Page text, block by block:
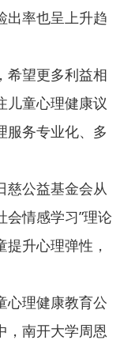
出率也呈上升趋
望更多利益相
儿童心理健康议
服务专业化、多
公益基金会从
会情感学习”理论
升心理弹性，
理健康教育公
，南开大学周恩